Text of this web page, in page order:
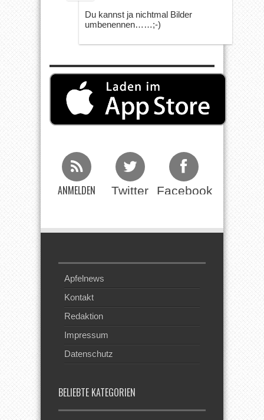
Du kannst ja nichtmal Bilder
umbenennen……;-)
ANMELDEN Twitter Facebook
Apfelnews
Kontakt
Redaktion
Impressum
Datenschutz
BELIEBTE KATEGORIEN